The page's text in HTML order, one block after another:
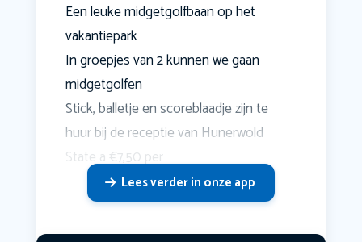
Een leuke midgetgolfbaan op het
vakantiepark
In groepjes van 2 kunnen we gaan
midgetgolfen
Stick, balletje en scoreblaadje zijn te
huur bij de receptie van Hunerwold
State a €7,50 per
Lees verder in onze app